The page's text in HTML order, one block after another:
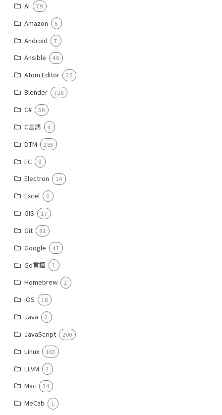
AI 79
Amazon 5
Android 7
Ansible 46
Atom Editor 25
Blender 728
C# 36
C言語 4
DTM 283
EC 8
Electron 14
Excel 6
GIS 17
Git 81
Google 47
Go言語 1
Homebrew 2
iOS 18
Java 2
JavaScript 200
Linux 163
LLVM 2
Mac 34
MeCab 1